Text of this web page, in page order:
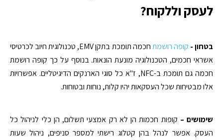
לעסק וללקוח?
בטחון - קופה רושמת
חכמה תומכת בתקן EMV, טכנולוגית חיוב לכרטיסי
אשראי חכמים, הטכנולוגיה מונעת הונאות. בנוסף על כך קופה רושמת
חכמה גם תומכת ב-NFC, ז"א כל סוגי הארנקים הדיגיטליים. אפשרויות
אלו מבטיחות שכל העסקאות יהיו קלות, נוחות ובטוחות.
שימושים – קופות חכמות הן לא רק אמצעי תשלום, הן כלי לניהול כל
העסק. אפשר לנהל בהן קטלוג רישתי למספר סניפים, ניהול שעות